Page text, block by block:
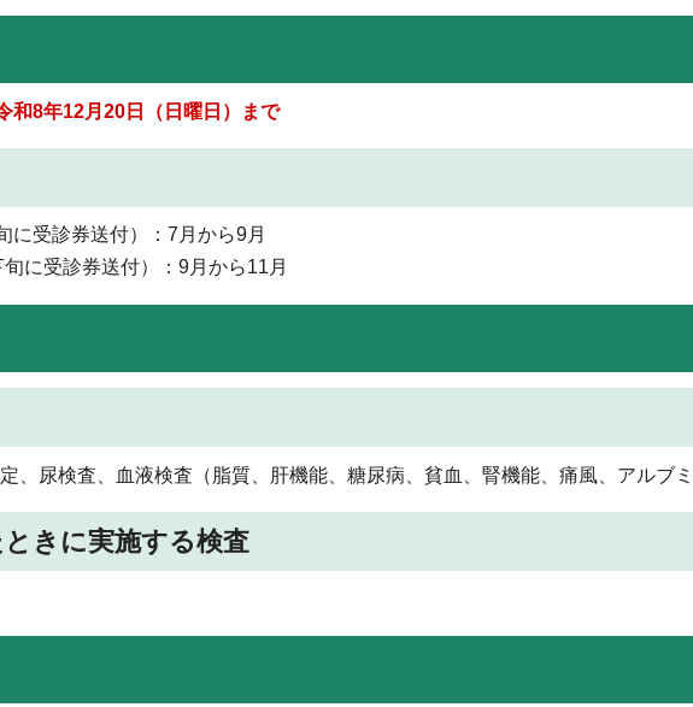
和8年12月20日（日曜日）まで
に受診券送付）：7月から9月
に受診券送付）：9月から11月
、尿検査、血液検査（脂質、肝機能、糖尿病、貧血、腎機能、痛風、アルブ
きに実施する検査